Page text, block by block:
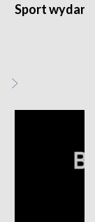
Sport